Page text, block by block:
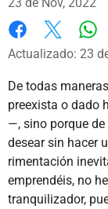
Facebook
X
Actualizado: 23
De todas
preexista o dado
—, sino porque
desear sin hacer
rimentación
emprendéis, no
tranquilizador,